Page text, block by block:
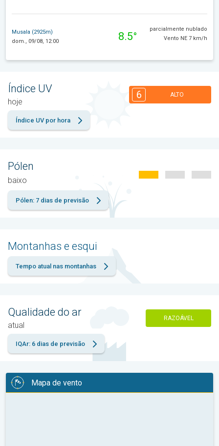
Musala (2925m)
dom., 09/08, 12:00
8.5°
parcialmente nublado
Vento NE 7 km/h
Índice UV
hoje
6 ALTO
Índice UV por hora
Pólen
baixo
Pólen: 7 dias de previsão
Montanhas e esqui
Tempo atual nas montanhas
Qualidade do ar
atual
RAZOÁVEL
IQAr: 6 dias de previsão
Mapa de vento